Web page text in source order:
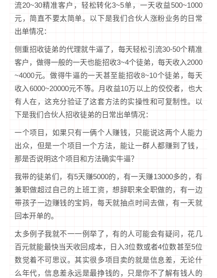
流20~30精准客户，轻松转化3~5单，一天收益500~1000
元，简直不要太简单。以下是我们合伙人涨粉业务的日常
出单情况：
侧重招收徒弟的代理就牛逼了，每天轻松引流30-50个精准
客户，做得一般的一天也能招收3~4个徒弟，每天收入2000
~4000元。做得牛逼的一天甚至能招收8~10个徒弟，每天
收入6000~20000元不等。月收益10万以上的佼佼者，也大
有人在，这充分验证了这套方法的实操性和可复制性。以
下是我们合伙人招收徒弟的日常出单情况：
一个项目，如果只有一俩个人赚钱，只能说这两个人能力
出众，但是一个项目一个方法，能让一群人都赚到了钱，
那是否说明这个项目和方法确实牛逼？
我带的徒弟们，有5天赚5000的，有一天赚13000多的，有
兼职做超过自己的上班工资，想辞职来全职做的，有一边
带孩子一边赚钱的宝妈，每天就抽点时间去做，有一天就
回本开单的。
太多例子我就不一一例举了，有的人可能会有疑问，花几
百元就能最快当天收回成本，日入3位数或者4位数甚至5位
数觉着不可思议。其实很多项目卖的就是信息差，无论什
么年代，信息差永远是最挣钱的，只是你不了解有钱人的